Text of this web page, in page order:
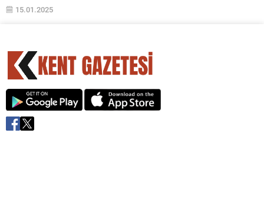
Kulübü, Karate Eğitim Semineri düzenledi. Osmangazi Atletiz
15.01.2025